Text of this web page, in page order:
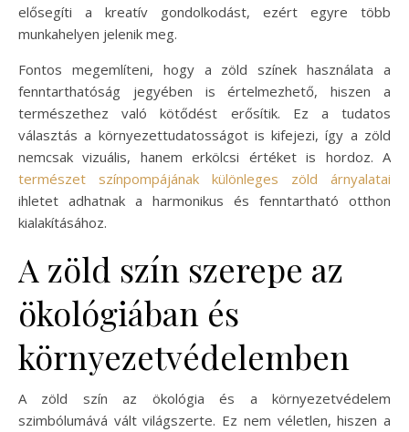
elősegíti a kreatív gondolkodást, ezért egyre több
munkahelyen jelenik meg.
Fontos megemlíteni, hogy a zöld színek használata a
fenntarthatóság jegyében is értelmezhető, hiszen a
természethez való kötődést erősítik. Ez a tudatos
választás a környezettudatosságot is kifejezi, így a zöld
nemcsak vizuális, hanem erkölcsi értéket is hordoz. A
természet színpompájának különleges zöld árnyalatai
ihletet adhatnak a harmonikus és fenntartható otthon
kialakításához.
A zöld szín szerepe az
ökológiában és
környezetvédelemben
A zöld szín az ökológia és a környezetvédelem
szimbólumává vált világszerte. Ez nem véletlen, hiszen a